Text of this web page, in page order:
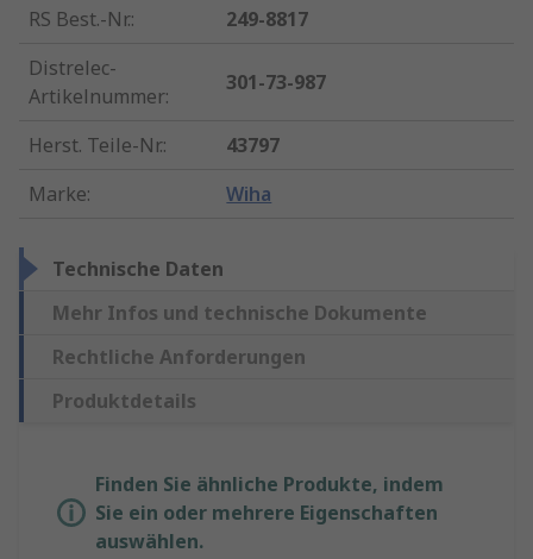
RS Best.-Nr.:
249-8817
Distrelec-
Artikelnummer:
301-73-987
Herst. Teile-Nr.:
43797
Marke: Wiha
Technische Daten
Mehr Infos und technische Dokumente
Rechtliche Anforderungen
Produktdetails
Finden Sie ähnliche Produkte, indem
Sie ein oder mehrere Eigenschaften
auswählen.